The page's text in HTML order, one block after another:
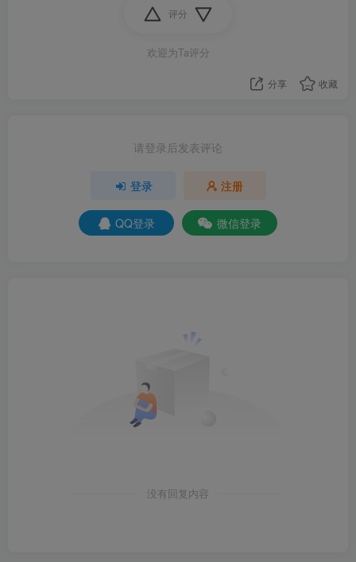
评分
欢迎为Ta评分
分享 收藏
请登录后发表评论
登录 注册
QQ登录 微信登录
没有回复内容